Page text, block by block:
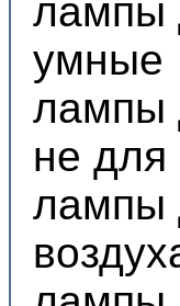
лампы
умные
лампы
не для
лампы